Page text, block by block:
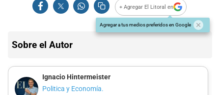
+ Agregar El Litoral en
Agregar a tus medios preferidos en Google
Sobre el Autor
Ignacio Hintermeister
Politica y Economía.